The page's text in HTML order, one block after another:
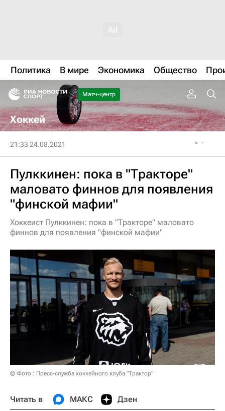
Политика В мире Экономика Общество
Матч-центр
Хоккей
21:33 24.08.2021
Пулккинен: пока в "Тракторе"
маловато финнов для появления
"финской мафии"
Хоккеист Пулккинен: пока в "Тракторе" маловато
финнов для появления "финской мафии"
© Фото : Пресс-служба хоккейного клуба "Трактор"
Читать в МАКС Дзен